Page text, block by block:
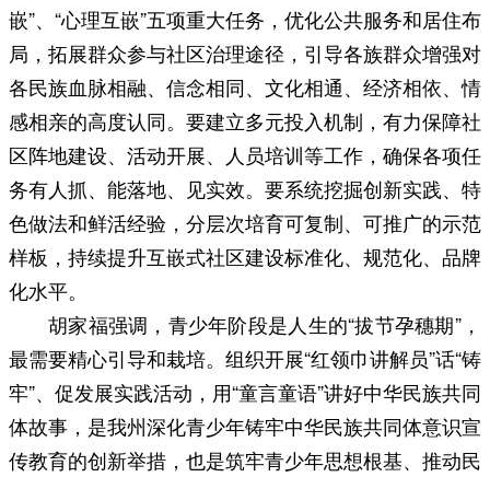
嵌”、“心理互嵌”五项重大任务，优化公共服务和居住布
局，拓展群众参与社区治理途径，引导各族群众增强对
各民族血脉相融、信念相同、文化相通、经济相依、情
感相亲的高度认同。要建立多元投入机制，有力保障社
区阵地建设、活动开展、人员培训等工作，确保各项任
务有人抓、能落地、见实效。要系统挖掘创新实践、特
色做法和鲜活经验，分层次培育可复制、可推广的示范
样板，持续提升互嵌式社区建设标准化、规范化、品牌
化水平。
胡家福强调，青少年阶段是人生的“拔节孕穗期”，
最需要精心引导和栽培。组织开展“红领巾讲解员”话“铸
牢”、促发展实践活动，用“童言童语”讲好中华民族共同
体故事，是我州深化青少年铸牢中华民族共同体意识宣
传教育的创新举措，也是筑牢青少年思想根基、推动民